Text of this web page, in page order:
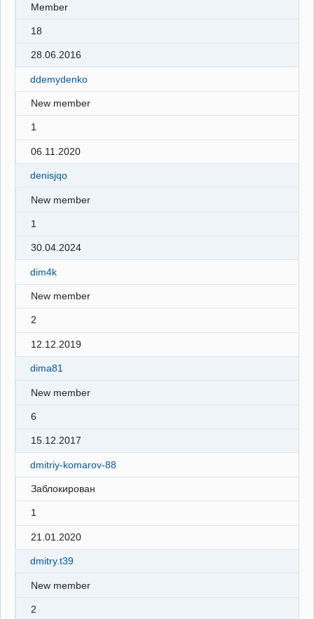
Member
18
28.06.2016
ddemydenko
New member
1
06.11.2020
denisjqo
New member
1
30.04.2024
dim4k
New member
2
12.12.2019
dima81
New member
6
15.12.2017
dmitriy-komarov-88
Заблокирован
1
21.01.2020
dmitry.t39
New member
2